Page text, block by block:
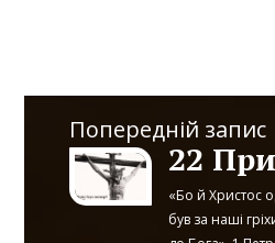
Попередній запис
«Бо й Христос
був за наші